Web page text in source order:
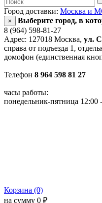
Город доставки: Москва и
×
Выберите город, в
8 (964) 598-81-27
Адрес: 127018 Москва, ул.
справа от подъезда 1,
домофон (единственная
Телефон 8 964 598 81 27
часы работы:
понедельник-пятница 12:00
Корзина (0)
на сумму 0 ₽